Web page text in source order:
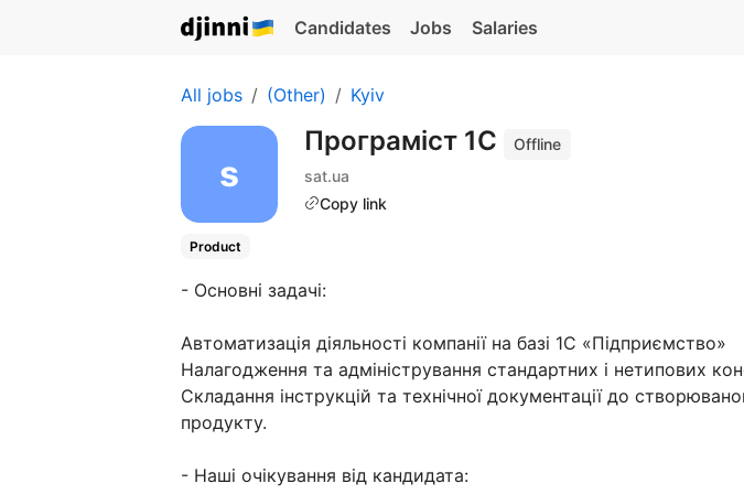
Candidates Jobs Salaries
All jobs (Other) Kyiv
Програміст 1С
Offline
sat.ua
Copy link
Product
- Основні задачі:
Автоматизація діяльності компанії на базі 1С «Підприємство»
Налагодження та адміністрування стандартних і нетипових
Складання інструкцій та технічної документації до
продукту.
- Наші очікування від кандидата: